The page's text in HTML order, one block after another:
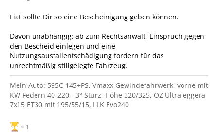
Fiat sollte Dir so eine Bescheinigung geben können.
Davon unabhängig: ab zum Rechtsanwalt, Einspruch gegen
den Bescheid einlegen und eine
Nutzungsausfallentschädigung fordern für das
unrechtmäßig stillgelegte Fahrzeug.
Mein Auto: 595C 145+PS, Vmaxx Gewindefahrwerk, vorne mit
KW Federn 40-220, -3° Sturz, Höhe 320/325, OZ Ultraleggera
7x15 ET30 mit 195/55/15, LLK Evo240
1